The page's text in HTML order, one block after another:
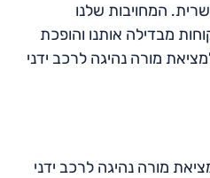
המחויבות שלנו
מבדילה אותנו והופכת
מורה נהיגה לרכב ידני
מורה נהיגה לרכב ידני